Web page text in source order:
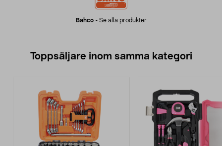
Bahco- Se alla produkter
Toppsäljare inom samma kategori